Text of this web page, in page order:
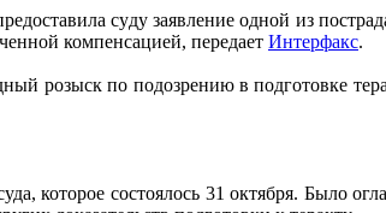
суду заявление одной из
компенсацией, передает Интерфакс.
розыск по подозрению в подготовке
которое состоялось 31 октября. Было